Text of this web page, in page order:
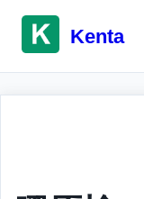
content
Kenta